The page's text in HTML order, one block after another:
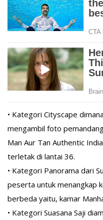
• Kategori Cityscape
mengambil foto
Man Aur Tan Authentic
terletak di lantai 36.
• Kategori Panorama dari
peserta untuk menangkap
berbeda yaitu, kamar
• Kategori Suasana Saji